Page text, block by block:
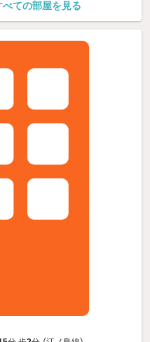
ての部屋を見る